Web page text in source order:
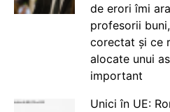
de erori îmi
profesorii
corectat și ce
alocate unui
important
Unici în UE: